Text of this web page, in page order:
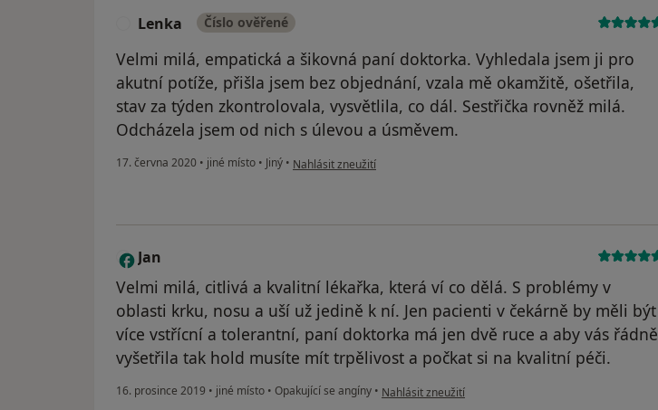
Lenka Číslo ověřené
Velmi milá, empatická a šikovná paní doktorka. Vyhledala jsem ji pro
akutní potíže, přišla jsem bez objednání, vzala mě okamžitě, ošetřila,
stav za týden zkontrolovala, vysvětlila, co dál. Sestřička rovněž milá.
Odcházela jsem od nich s úlevou a úsměvem.
17. června 2020 • jiné místo • Jiný • podle názoru uživatele Lenka
Nahlásit zneužití
J Jan
Velmi milá, citlivá a kvalitní lékařka, která ví co dělá. S problémy v
oblasti krku, nosu a uší už jedině k ní. Jen pacienti v čekárně by měli být
více vstřícní a tolerantní, paní doktorka má jen dvě ruce a aby vás řádně
vyšetřila tak hold musíte mít trpělivost a počkat si na kvalitní péči.
16. prosince 2019 • jiné místo • Opakující se angíny • podle názoru uživatele Jan
Nahlásit zneužití